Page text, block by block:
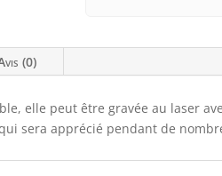
(0)
elle peut être gravée au laser
sera apprécié pendant de